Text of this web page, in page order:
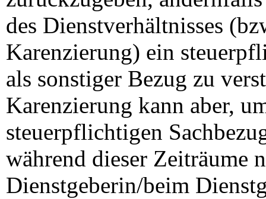
des Dienstverhältnisses
Karenzierung) ein
als sonstiger Bezug zu
Karenzierung kann aber,
steuerpflichtigen
während dieser Zeiträume
Dienstgeberin/beim